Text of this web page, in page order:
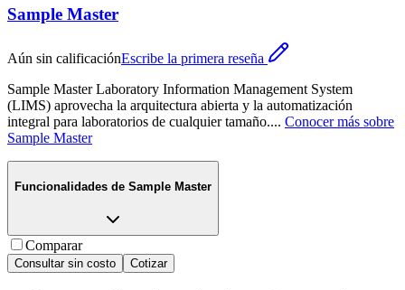
Sample Master
Aún sin calificaciónEscribe la primera reseña
Sample Master Laboratory Information Management System
(LIMS) aprovecha la arquitectura abierta y la automatización
integral para laboratorios de cualquier tamaño.... Conocer más sobre
Sample Master
Funcionalidades de Sample Master
Comparar
Consultar sin costo Cotizar